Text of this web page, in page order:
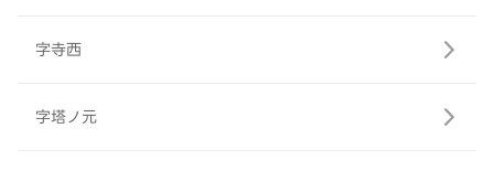
字寺西
字塔ノ元